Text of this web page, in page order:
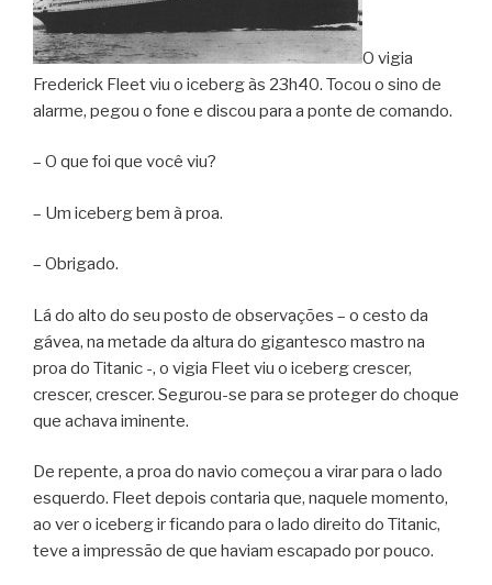
O vigia
Frederick Fleet viu o iceberg às 23h40. Tocou o sino de
alarme, pegou o fone e discou para a ponte de comando.
– O que foi que você viu?
– Um iceberg bem à proa.
– Obrigado.
Lá do alto do seu posto de observações – o cesto da
gávea, na metade da altura do gigantesco mastro na
proa do Titanic -, o vigia Fleet viu o iceberg crescer,
crescer, crescer. Segurou-se para se proteger do choque
que achava iminente.
De repente, a proa do navio começou a virar para o lado
esquerdo. Fleet depois contaria que, naquele momento,
ao ver o iceberg ir ficando para o lado direito do Titanic,
teve a impressão de que haviam escapado por pouco.